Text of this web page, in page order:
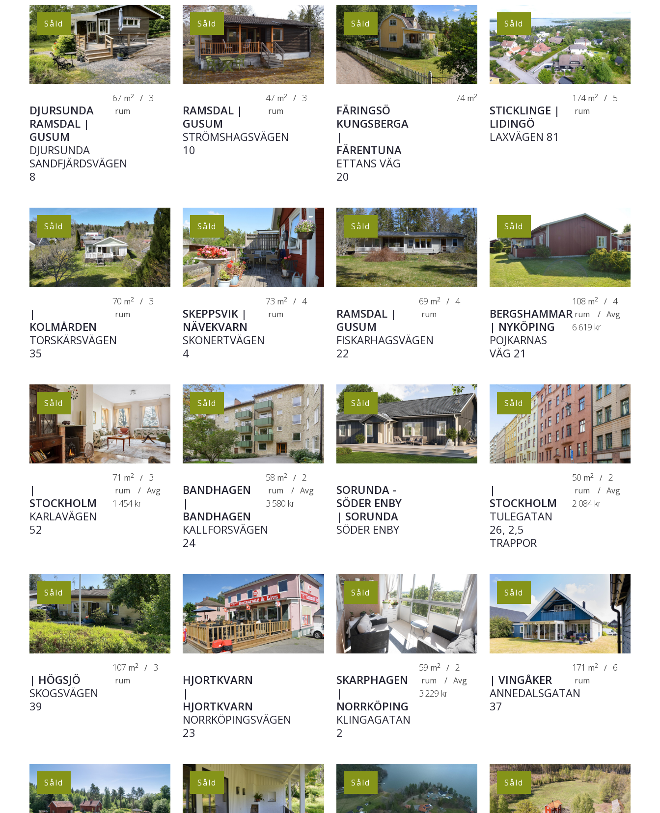
Såld
DJURSUNDA
RAMSDAL |
GUSUM
DJURSUNDA
SANDFJÄRDSVÄGEN
8
67 m2/ 3
rum
Såld
RAMSDAL |
GUSUM
STRÖMSHAGSVÄGEN
10
47 m2/ 3
rum
Såld
FÄRINGSÖ
KUNGSBERGA
|
FÄRENTUNA
ETTANS VÄG
20
74 m2
Såld
STICKLINGE |
LIDINGÖ
LAXVÄGEN 81
174 m2 / 5
rum
Såld
|
KOLMÅRDEN
TORSKÄRSVÄGEN
35
70 m2/ 3
rum
Såld
SKEPPSVIK |
NÄVEKVARN
SKONERTVÄGEN
4
73 m2/ 4
rum
Såld
RAMSDAL |
GUSUM
FISKARHAGSVÄGEN
22
69 m2 /4
rum
Såld
BERGSHAMMAR
| NYKÖPING
POJKARNAS
VÄG 21
108 m2 /4
rum /Avg
6 619 kr
Såld
|
STOCKHOLM
KARLAVÄGEN
52
71 m2/ 3
rum / Avg
1 454 kr
Såld
BANDHAGEN
|
BANDHAGEN
KALLFORSVÄGEN
24
58 m2/ 2
rum / Avg
3 580 kr
Såld
SORUNDA -
SÖDER ENBY
| SORUNDA
SÖDER ENBY
Såld
|
STOCKHOLM
TULEGATAN
26, 2,5
TRAPPOR
50 m2 /2
rum /Avg
2 084 kr
Såld
| HÖGSJÖ
SKOGSVÄGEN
39
107 m2/ 3
rum
HJORTKVARN
|
HJORTKVARN
NORRKÖPINGSVÄGEN
23
Såld
SKARPHAGEN
|
NORRKÖPING
KLINGAGATAN
2
59 m2 /2
rum /Avg
3 229 kr
Såld
| VINGÅKER
ANNEDALSGATAN
37
171 m2 / 6
rum
Såld Såld Såld Såld